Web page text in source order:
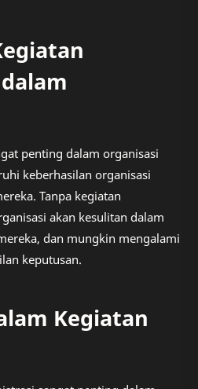
penting dalam organisasi
keberhasilan organisasi
Tanpa kegiatan
akan kesulitan dalam
dan mungkin mengalami
keputusan.
Kegiatan